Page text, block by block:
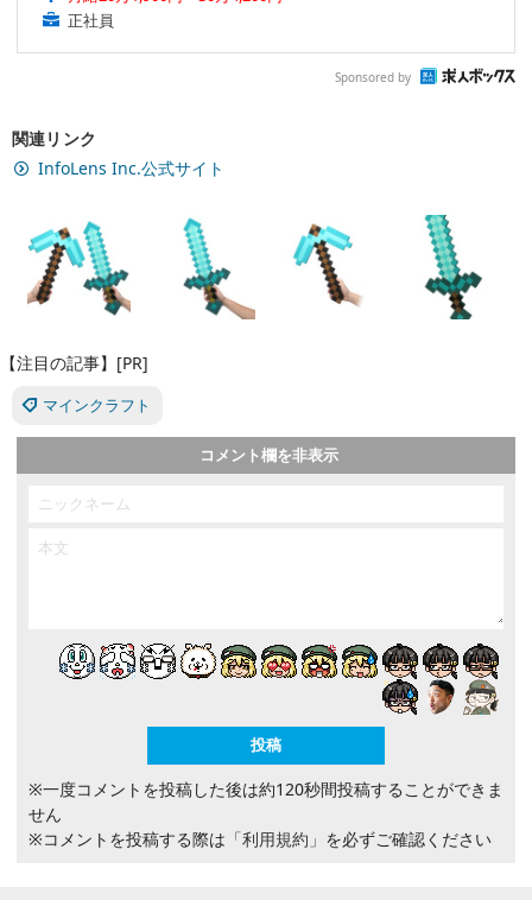
正社員
Sponsored by
関連リンク
InfoLens Inc.公式サイト
【注目の記事】[PR]
マインクラフト
コメント欄を非表示
※一度コメントを投稿した後は約120秒間投稿することができま
せん
※コメントを投稿する際は 「利用規約」 を必ずご確認ください